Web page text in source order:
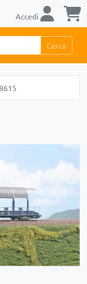
Accedi
Cerca